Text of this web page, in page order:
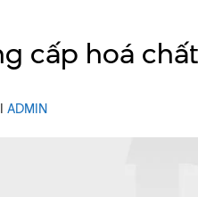
cấp hoá
ADMIN